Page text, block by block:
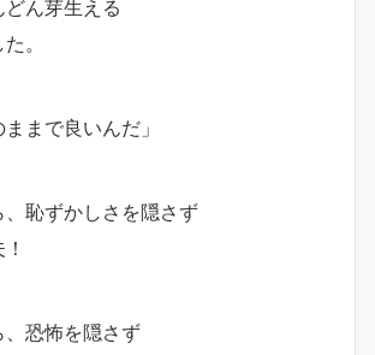
ん芽生える
。
ままで良いんだ」
恥ずかしさを隠さず
恐怖を隠さず